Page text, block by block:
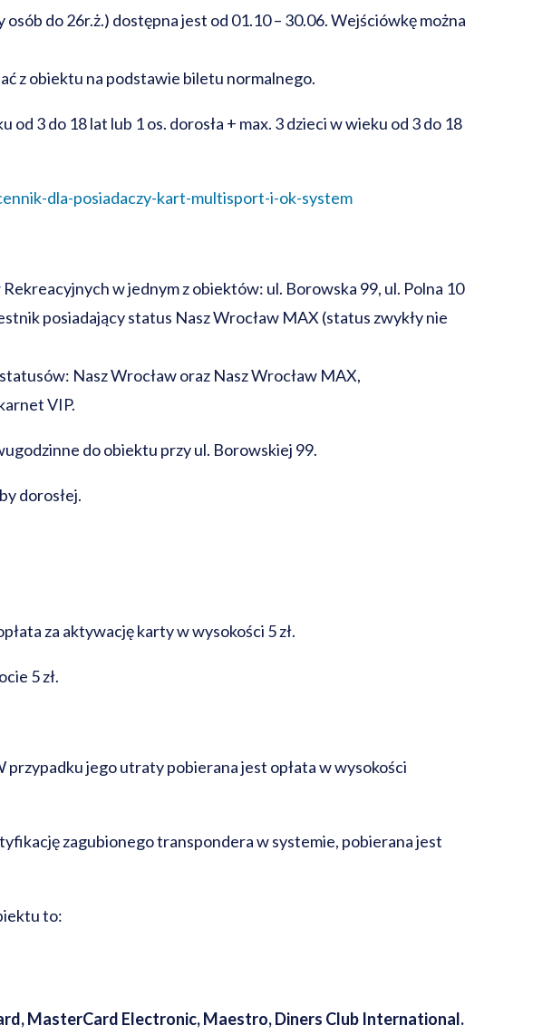
do 26r.ż.) dostępna jest od 01.10 – 30.06.Wejściówkę można
z obiektu na podstawie biletu normalnego.
3 do 18 lat lub 1 os. dorosła + max. 3 dzieci w wieku od 3 do 18
dla-posiadaczy-kart-multisport-i-ok-system
w jednym z obiektów: ul. Borowska 99, ul. Polna 10
posiadający status Nasz Wrocław MAX (status zwykły nie
Nasz Wrocław oraz Nasz Wrocław MAX,
VIP.
do obiektu przy ul. Borowskiej 99.
dorosłej.
za aktywację karty w wysokości 5 zł.
5 zł.
jego utraty pobierana jest opłata w wysokości
zagubionego transpondera w systemie, pobierana jest
to:
MasterCard Electronic, Maestro, Diners Club International.